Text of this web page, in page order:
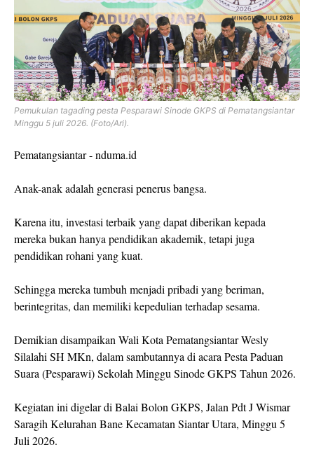
Pemukulan tagading pesta Pesparawi Sinode GKPS di Pematangsiantar
Minggu 5 juli 2026. (Foto/Ari).
Pematangsiantar - nduma.id
Anak-anak adalah generasi penerus bangsa.
Karena itu, investasi terbaik yang dapat diberikan kepada
mereka bukan hanya pendidikan akademik, tetapi juga
pendidikan rohani yang kuat.
Sehingga mereka tumbuh menjadi pribadi yang beriman,
berintegritas, dan memiliki kepedulian terhadap sesama.
Demikian disampaikan Wali Kota Pematangsiantar Wesly
Silalahi SH MKn, dalam sambutannya di acara Pesta Paduan
Suara (Pesparawi) Sekolah Minggu Sinode GKPS Tahun 2026.
Kegiatan ini digelar di Balai Bolon GKPS, Jalan Pdt J Wismar
Saragih Kelurahan Bane Kecamatan Siantar Utara, Minggu 5
Juli 2026.